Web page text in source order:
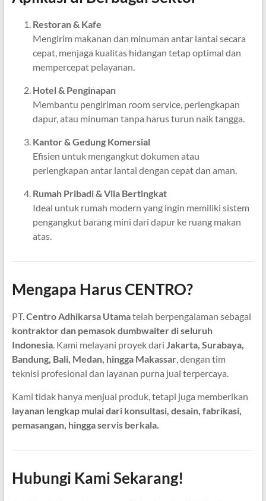
Restoran & Kafe
Mengirim makanan dan minuman antar lantai secara
cepat, menjaga kualitas hidangan tetap optimal dan
mempercepat pelayanan.
Hotel & Penginapan
Membantu pengiriman room service, perlengkapan
dapur, atau minuman tanpa harus turun naik tangga.
Kantor & Gedung Komersial
Efisien untuk mengangkut dokumen atau
perlengkapan antar lantai dengan cepat dan aman.
Rumah Pribadi & Vila Bertingkat
Ideal untuk rumah modern yang ingin memiliki sistem
pengangkut barang mini dari dapur ke ruang makan
atas.
Mengapa Harus CENTRO?
PT.Centro Adhikarsa Utamatelah berpengalaman sebagai
kontraktor dan pemasok dumbwaiter di seluruh
Indonesia. Kami melayani proyek dari Jakarta, Surabaya,
Bandung, Bali, Medan, hingga Makassar, dengan tim
teknisi profesional dan layanan purna jual terpercaya.
Kami tidak hanya menjual produk, tetapi juga memberikan
layanan lengkap mulai dari konsultasi, desain, fabrikasi,
pemasangan, hingga servis berkala.
Hubungi Kami Sekarang!